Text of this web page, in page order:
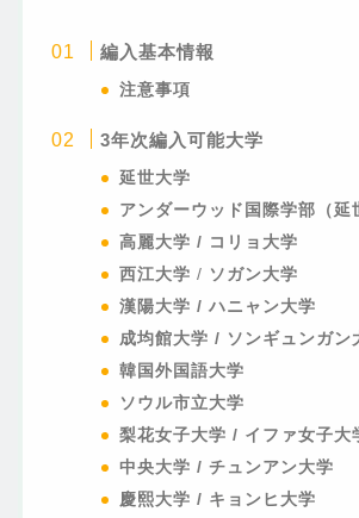
編入基本情報
注意事項
3年次編入可能大学
延世大学
アンダーウッド国際学部（延
高麗大学 / コリョ大学
西江大学 / ソガン大学
漢陽大学 / ハニャン大学
成均館大学 / ソンギュンガン
韓国外国語大学
ソウル市立大学
梨花女子大学 / イファ女子大
中央大学 / チュンアン大学
慶熙大学 / キョンヒ大学